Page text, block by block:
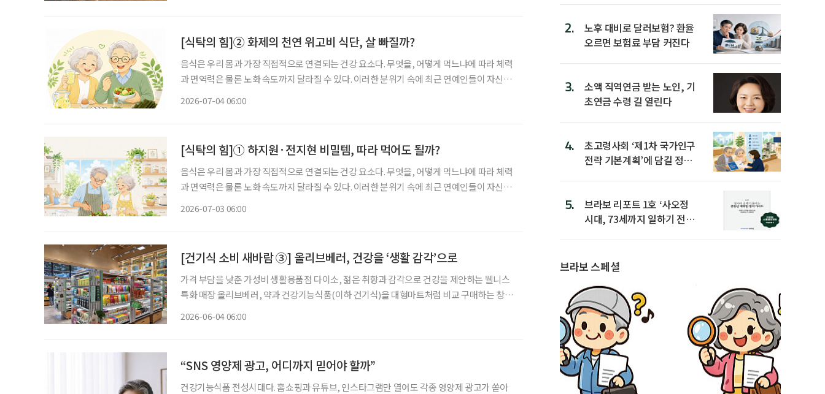
[식탁의 힘]② 화제의 천연 위고비 식단, 살 빠질까?
음식은 우리 몸과 가장 직접적으로 연결되는 건강 요소다. 무엇을, 어떻게 먹느냐에 따라 체력
과 면역력은 물론 노화 속도까지 달라질 수 있다. 이러한 분위기 속에 최근 연예인들이 자신의
2026-07-04 06:00
[식탁의 힘]① 하지원·전지현 비밀템, 따라 먹어도 될까?
음식은 우리 몸과 가장 직접적으로 연결되는 건강 요소다. 무엇을, 어떻게 먹느냐에 따라 체력
과 면역력은 물론 노화 속도까지 달라질 수 있다. 이러한 분위기 속에 최근 연예인들이 자신의
2026-07-03 06:00
[건기식 소비 새바람 ③] 올리브베러, 건강을 ‘생활 감각’으로
가격 부담을 낮춘 가성비 생활용품점 다이소, 젊은 취향과 감각으로 건강을 제안하는 웰니스
특화 매장 올리브베러, 약과 건강기능식품(이하 건기식)을 대형마트처럼 비교 구매하는 창고
2026-06-04 06:00
“SNS 영양제 광고, 어디까지 믿어야 할까”
건강기능식품 전성시대다. 홈쇼핑과 유튜브, 인스타그램만 열어도 각종 영양제 광고가 쏟아
2.
노후 대비로 달러보험? 환율
오르면 보험료 부담 커진다
3.
소액 직역연금 받는 노인, 기
초연금 수령 길 열린다
4.
초고령사회 ‘제1차 국가인구
전략 기본계획’에 담길 정책
5.
브라보 리포트 1호 ‘사오정
시대, 73세까지 일하기 전략’
브라보 스페셜